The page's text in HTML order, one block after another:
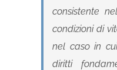
consistente
condizioni di
nel caso in
diritti